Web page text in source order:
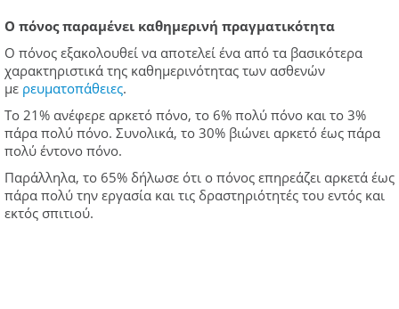
Ο πόνος παραμένει καθημερινή πραγματικότητα
Ο πόνος εξακολουθεί να αποτελεί ένα από τα βασικότερα
χαρακτηριστικά της καθημερινότητας των ασθενών
με ρευματοπάθειες.
Το 21% ανέφερε αρκετό πόνο, το 6% πολύ πόνο και το 3%
πάρα πολύ πόνο. Συνολικά, το 30% βιώνει αρκετό έως πάρα
πολύ έντονο πόνο.
Παράλληλα, το 65% δήλωσε ότι ο πόνος επηρεάζει αρκετά έως
πάρα πολύ την εργασία και τις δραστηριότητές του εντός και
εκτός σπιτιού.